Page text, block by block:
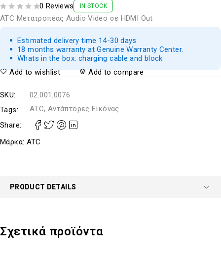
0 Reviews IN STOCK
ATC Μετατροπέας Audio Video σε HDMI Out
Estimated delivery time 14-30 days
18 months warranty at Genuine Warranty Center.
Whats in the box: charging cable and block
Add to wishlist
Add to compare
SKU:
02.001.0076
Tags:
ATC, Αντάπτορες Εικόνας
Share:
Μάρκα: ATC
PRODUCT DETAILS
Σχετικά προϊόντα